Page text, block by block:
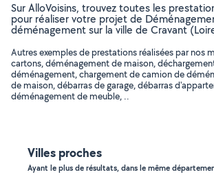
Sur AlloVoisins, trouvez toutes les
pour réaliser votre projet de
déménagement sur la ville de Cravant
Autres exemples de prestations réalisées par nos
cartons, déménagement de maison,
déménagement, chargement de camion de
de maison, débarras de garage, débarras
déménagement de meuble, ..
Villes proches
Ayant le plus de résultats, dans le même